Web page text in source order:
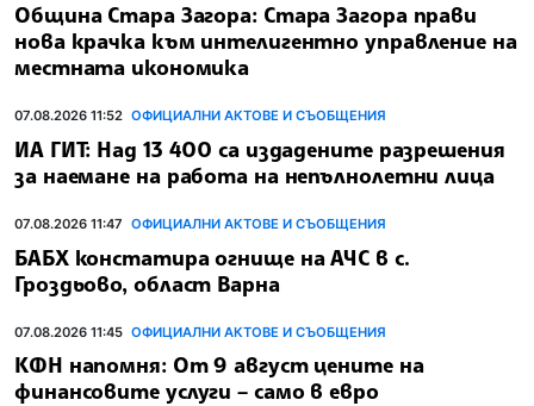
Община Стара Загора: Стара Загора прави
нова крачка към интелигентно управление на
местната икономика
07.08.2026 11:52 ОФИЦИАЛНИ АКТОВЕ И СЪОБЩЕНИЯ
ИА ГИТ: Над 13 400 са издадените разрешения
за наемане на работа на непълнолетни лица
07.08.2026 11:47 ОФИЦИАЛНИ АКТОВЕ И СЪОБЩЕНИЯ
БАБХ констатира огнище на АЧС в с.
Гроздьово, област Варна
07.08.2026 11:45 ОФИЦИАЛНИ АКТОВЕ И СЪОБЩЕНИЯ
КФН напомня: От 9 август цените на
финансовите услуги – само в евро